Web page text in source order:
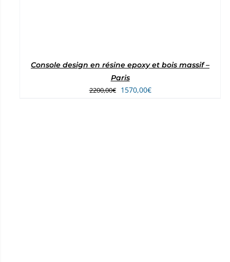
Console design en résine epoxy et bois massif –
Paris
2200,00€ Le
1570,00€Le